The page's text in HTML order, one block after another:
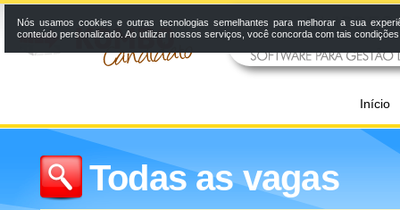
Início
Todas as vagas
Nós usamos cookies e outras tecnologias semelhantes para melhorar a sua
conteúdo personalizado. Ao utilizar nossos serviços, você concorda com tais